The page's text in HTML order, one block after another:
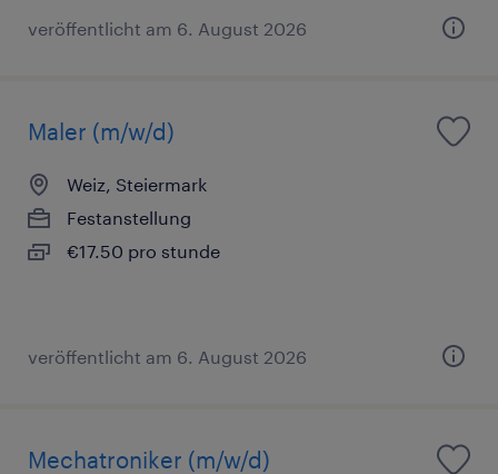
veröffentlicht am 6. August 2026
Maler (m/w/d)
Weiz, Steiermark
Festanstellung
€17.50 pro stunde
veröffentlicht am 6. August 2026
Mechatroniker (m/w/d)